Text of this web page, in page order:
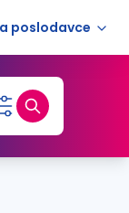
poslodavce